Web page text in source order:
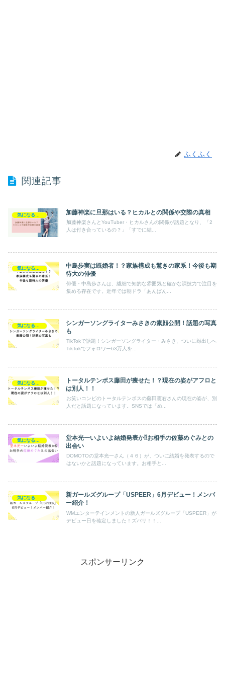
ふくふく
関連記事
気になるあの人 加藤神楽に旦那はいる？ヒカルとの関係や交際の真相
加藤神楽さんとYouTuber・ヒカルさんの関係が話題となり、「2
人は付き合っているの？」「すでに結...
中島歩実は既婚者！？家族構成も驚きの家系！今後も期
待大の俳優
俳優・中島歩さんは、繊細で知的な雰囲気と確かな演技力で注目を
集める存在です。近年では朝ドラ「あんぱん...
シンガーソングライターみさきの素顔公開！話題の写真
も
TikTokで話題！シンガーソングライター・みさき、ついに顔出しへ
TikTokでフォロワー63万人を...
トータルテンボス藤田が痩せた！？現在の姿がアフロと
は別人！！
お笑いコンビのトータルテンボスの藤田憲右さんの現在の姿が、別
人だと話題になっています。SNSでは「め...
堂本光一いよいよ結婚発表か⁉お相手の佐藤めぐみとの
出会い
DOMOTOの堂本光一さん（４６）が、ついに結婚を発表するので
はないかと話題になっています。お相手と...
新ガールズグループ「USPEER」6月デビュー！メンバ
ー紹介！
WMエンターテインメントの新人ガールズグループ「USPEER」が
デビュー日を確定しました！ズバリ！！...
スポンサーリンク